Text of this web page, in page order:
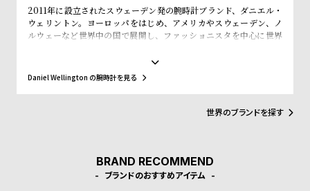
2011年に設立されたスウェーデン発の腕時計ブランド、ダニエル・
ウェリントン。ヨーロッパをはじめ、アメリカやスウェーデン、ノ
ルウェーなど世界中の国で展開し、ファッショニスタを中心に世界
ス、好みに応じて付け替えられる豊富なカラーのレザーやNATO タ
イプベルトというトレンドスタイルを築き、ファッションウォッチ
界に革命をもたらしました。スウェーデンにおけるシンプルでタイ
ムレスなデザインとイギリスの伝統的で紳士的なスタイルの融合
が、高級感を演出し、ミニマリズムが時代を超えて愛されるデザイ
Daniel Wellington の腕時計を見る
世界のブランドを探す
BRAND RECOMMEND
ブランドのおすすめアイテム